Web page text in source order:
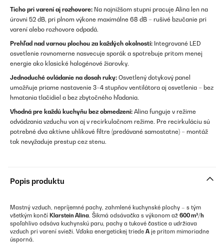
Ticho pri varení aj rozhovore: Na najnižšom stupni pracuje Alina len na
úrovni 52 dB, pri plnom výkone maximálne 68 dB – rušivé bzučanie pri
varení alebo rozhovore odpadá.
Prehľad nad varnou plochou za každých okolností: Integrované LED
osvetlenie rovnomerne nasvecuje sporák a spotrebuje pritom menej
energie ako klasické halogénové žiarovky.
Jednoduché ovládanie na dosah ruky: Osvetlený dotykový panel
umožňuje priame nastavenie 3–4 stupňov ventilátora aj osvetlenia – bez
hmatania tlačidiel a bez zbytočného hľadania.
Vhodná pre každú kuchyňu bez obmedzení: Alina funguje v režime
odvádzania vzduchu von aj v recirkulačnom režime. Pre recirkuláciu sú
potrebné dva aktívne uhlíkové filtre (predávané samostatne) – montáž
tak nevyžaduje prestup cez stenu.
Popis produktu
Mastný vzduch, nepríjemné pachy, zahmlené kuchynské plochy – s tým
všetkým končí Klarstein Alina. Šikmá odsávačka s výkonom až 600 m³/h
spoľahlivo odsáva kuchynskú paru, pachy a tukové častice a udržiava
vzduch pri varení svieži. Vďaka energetickej triede A je pritom mimoriadne
úsporná.